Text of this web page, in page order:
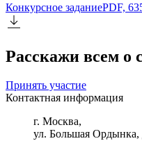
Конкурсное заданиеPDF,
Расскажи всем о
Принять участие
Контактная информация
г. Москва,
ул. Большая Ордынка,